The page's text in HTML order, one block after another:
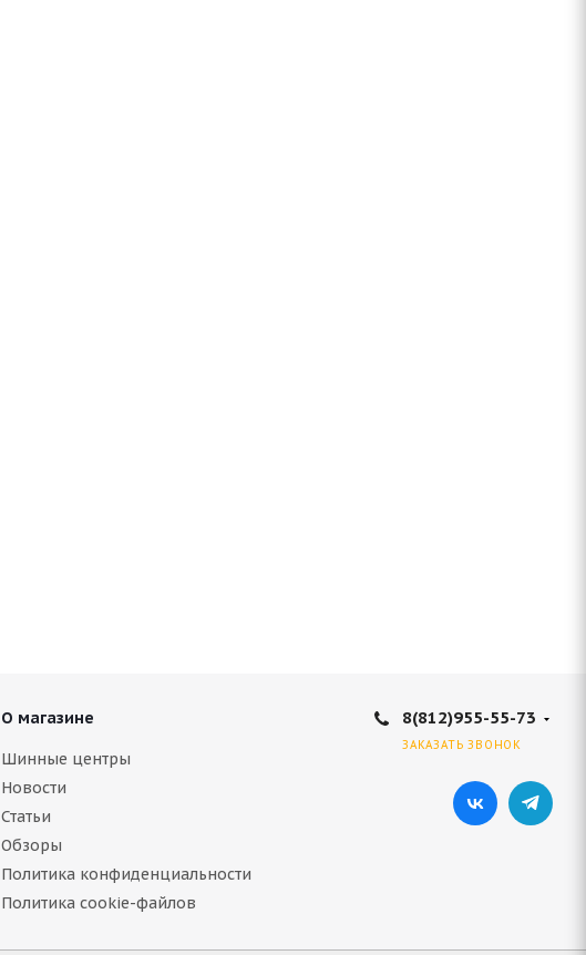
О магазине
Шинные центры
Новости
Статьи
Обзоры
Политика конфиденциальности
Политика cookie-файлов
8(812)955-55-73
ЗАКАЗАТЬ ЗВОНОК